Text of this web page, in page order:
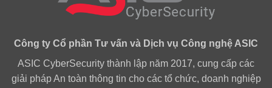
Công ty Cổ phần Tư vấn và Dịch vụ Công nghệ ASIC
ASIC CyberSecurity thành lập năm 2017, cung cấp các
giải pháp An toàn thông tin cho các tổ chức, doanh nghiệp